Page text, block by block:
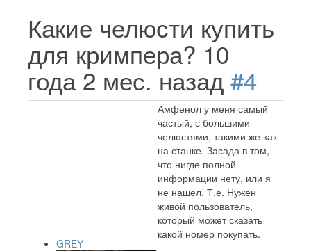
Какие челюсти купить
для кримпера? 10
года 2 мес. назад #4
GREY
Амфенол у меня самый
частый, с большими
челюстями, такими же как
на станке. Засада в том,
что нигде полной
информации нету, или я
не нашел. Т.е. Нужен
живой пользователь,
который может сказать
какой номер покупать.